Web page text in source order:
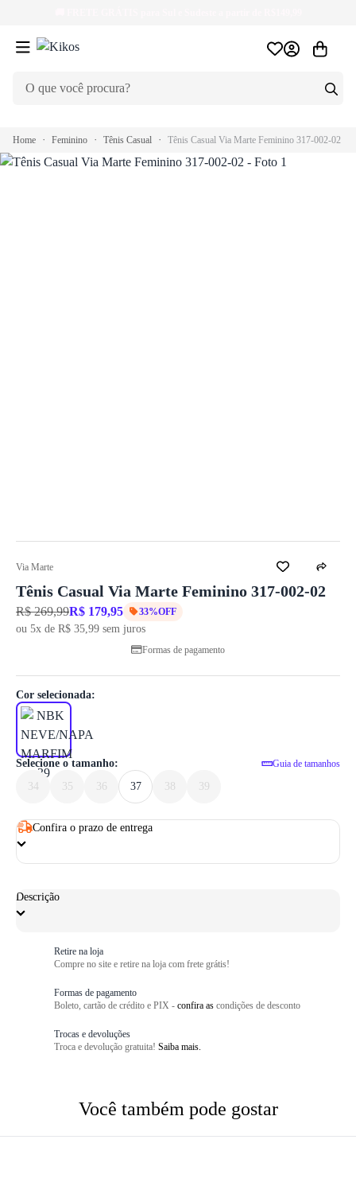
Home Feminino Tênis Casual Tênis Casual Via Marte Feminino 317-002-02
1/ 6
Via Marte
Tênis Casual Via Marte Feminino 317-002-02
R$ 269,99R$ 179,95 33%OFF
ou 5x de R$ 35,99 sem juros
Formas de pagamento
Selecione o tamanho: Guia de tamanhos
34 35 36 37 38 39
Cor selecionada:
Confira o prazo de entrega
Descrição
Retire na loja
Compre no site e retire na loja com frete grátis!
Formas de pagamento
Boleto, cartão de crédito e PIX - confira as condições de desconto
Trocas e devoluções
Troca e devolução gratuita! Saiba mais.
Você também pode gostar